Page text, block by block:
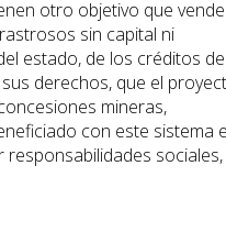
otro objetivo que
sin capital ni
estado, de los créditos de
derechos, que el
mineras,
con este sistema
sociales,